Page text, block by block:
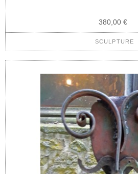
380,00 €
SCULPTURE